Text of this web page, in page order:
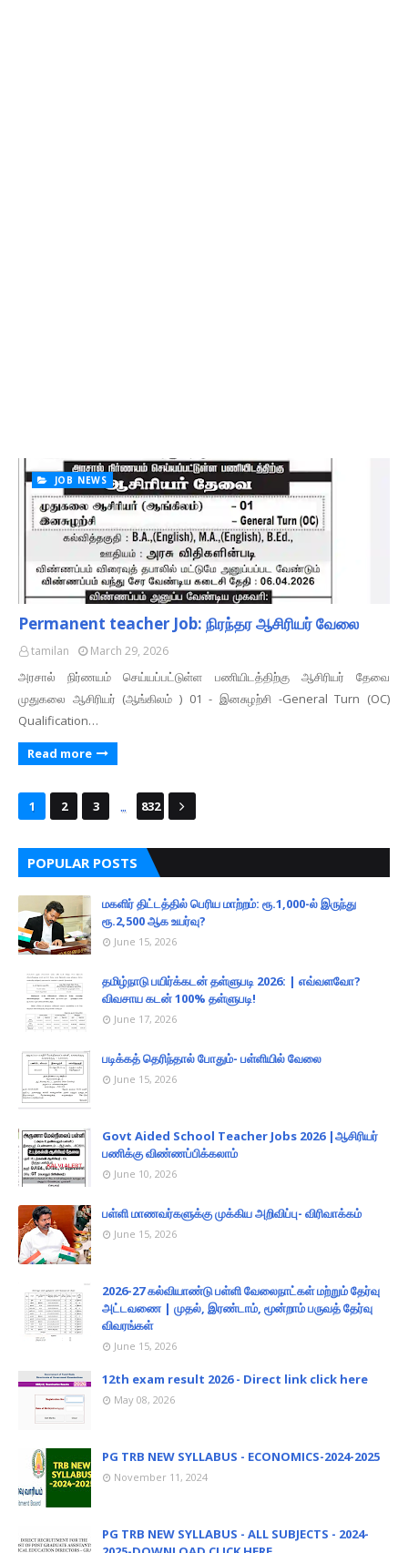
JOB NEWS
Permanent teacher Job: நிரந்தர ஆசிரியர் வேலை
tamilan March 29, 2026
அரசால் நிர்ணயம் செய்யப்பட்டுள்ள பணியிடத்திற்கு ஆசிரியர் தேவை
முதுகலை ஆசிரியர் (ஆங்கிலம் ) 01 - இனசுழற்சி -General Turn (OC)
Qualification…
Read more
1 2 3 ... 832
POPULAR POSTS
மகளிர் திட்டத்தில் பெரிய மாற்றம்: ரூ.1,000-ல் இருந்து
ரூ.2,500 ஆக உயர்வு?
June 15, 2026
தமிழ்நாடு பயிர்க்கடன் தள்ளுபடி 2026: | எவ்வளவோ?
விவசாய கடன் 100% தள்ளுபடி!
June 17, 2026
படிக்கத் தெரிந்தால் போதும்- பள்ளியில் வேலை
June 15, 2026
Govt Aided School Teacher Jobs 2026 |ஆசிரியர்
பணிக்கு விண்ணப்பிக்கலாம்
June 10, 2026
பள்ளி மாணவர்களுக்கு முக்கிய அறிவிப்பு- விரிவாக்கம்
June 15, 2026
2026-27 கல்வியாண்டு பள்ளி வேலைநாட்கள் மற்றும் தேர்வு
அட்டவணை | முதல், இரண்டாம், மூன்றாம் பருவத் தேர்வு
விவரங்கள்
June 15, 2026
12th exam result 2026 - Direct link click here
May 08, 2026
PG TRB NEW SYLLABUS - ECONOMICS-2024-2025
November 11, 2024
PG TRB NEW SYLLABUS - ALL SUBJECTS - 2024-